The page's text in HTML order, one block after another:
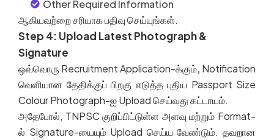
Other Required Information
ஆகியவற்றைசரியாகபதிவுசெய்யுங்கள்.
Step 4: Upload Latest Photograph &
Signature
ஒவ்வொரு Recruitment Application-க்கும், Notification
வெளியான தேதிக்குப் பிறகு எடுத்த புதிய Passport Size
Colour Photograph-ஐUploadசெய்வதுகட்டாயம்.
அதேபோல், TNPSCகுறிப்பிட்டுள்ள அளவு மற்றும் Format-
ல் Signature-யையும்Upload செய்ய வேண்டும்.தவறான